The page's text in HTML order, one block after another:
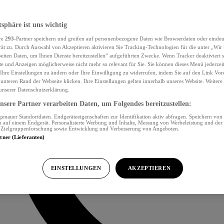
ist uns wichtig
293-Partner speichern und greifen auf personenbezogene Daten wie Browserdaten oder
zu. Durch Auswahl von Akzeptieren aktivieren Sie Tracking-Technologien für die unter „Wir
Daten, um Ihnen Dienste bereitzustellen“ aufgeführten Zwecke. Wenn Tracker deaktiviert
und Anzeigen möglicherweise nicht mehr so relevant für Sie. Sie können dieses Menü
Einstellungen zu ändern oder Ihre Einwilligung zu widerrufen, indem Sie auf den Link
Rand der Webseite klicken. Ihre Einstellungen gelten innerhalb unseres Website.
Datenschutzerklärung.
Partner verarbeiten Daten, um Folgendes bereitzustellen:
Standortdaten. Endgeräteeigenschaften zur Identifikation aktiv abfragen. Speichern
einem Endgerät. Personalisierte Werbung und Inhalte, Messung von Werbeleistung und der
sowie Entwicklung und Verbesserung von Angeboten.
(Lieferanten)
EINSTELLUNGEN AKZEPTIEREN